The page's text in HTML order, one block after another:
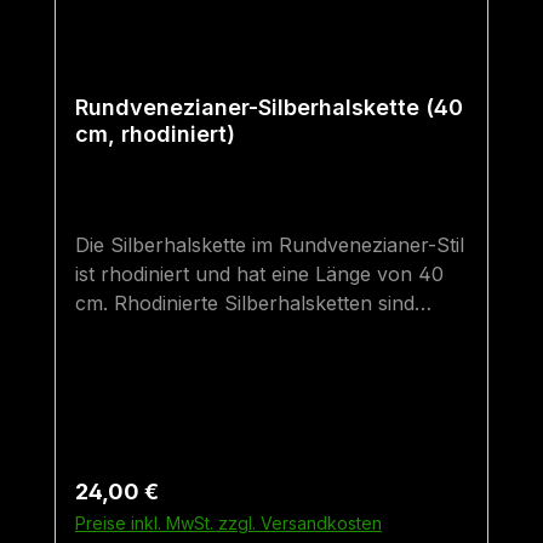
Rundvenezianer-Silberhalskette (40
cm, rhodiniert)
Die Silberhalskette im Rundvenezianer-Stil
ist rhodiniert und hat eine Länge von 40
cm. Rhodinierte Silberhalsketten sind
kleinste "Erwachsenen-Größe" - sie sind
optimal für sehr schmale Hälse geeignet.
Sollte der Anhänger etwas weiter unten
Regulärer Preis:
24,00 €
Preise inkl. MwSt. zzgl. Versandkosten